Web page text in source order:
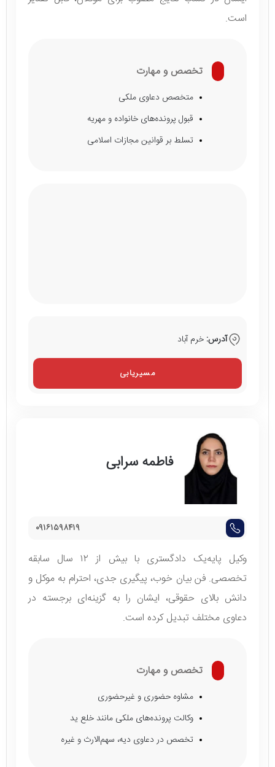
است.
تخصص و مهارت
متخصص دعاوی ملکی
قبول پرونده‌های خانواده و مهریه
تسلط بر قوانین مجازات اسلامی
آدرس: خرم آباد
مسیریابی
فاطمه سرابی
۰۹۱۶۱۵۹۸۴۱۹
وکیل پایه‌یک دادگستری با بیش از ۱۲ سال سابقه
تخصصی. فن بیان خوب، پیگیری جدی، احترام به موکل و
دانش بالای حقوقی، ایشان را به گزینه‌ای برجسته در
دعاوی مختلف تبدیل کرده است.
تخصص و مهارت
مشاوه حضوری و غیرحضوری
وکالت پرونده‌های ملکی مانند خلع ید
تخصص در دعاوی دیه، سهم‌الارث و غیره